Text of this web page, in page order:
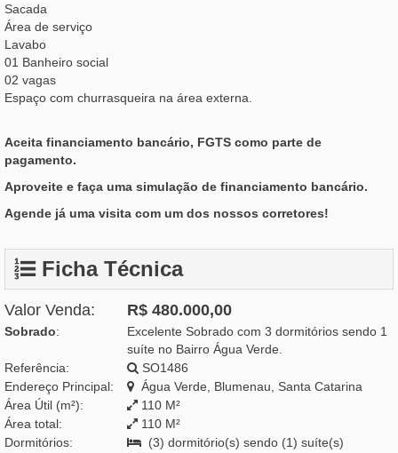
Sacada
Área de serviço
Lavabo
01 Banheiro social
02 vagas
Espaço com churrasqueira na área externa.
Aceita financiamento bancário, FGTS como parte de
pagamento.
Aproveite e faça uma simulação de financiamento bancário.
Agende já uma visita com um dos nossos corretores!
Ficha Técnica
Valor Venda: R$ 480.000,00
Sobrado:
Excelente Sobrado com 3 dormitórios sendo 1
suíte no Bairro Água Verde.
Referência:
SO1486
Endereço Principal:
Água Verde, Blumenau, Santa Catarina
Área Útil (m²):
110 M²
Área total:
110 M²
Dormitórios:
(3) dormitório(s) sendo (1) suíte(s)